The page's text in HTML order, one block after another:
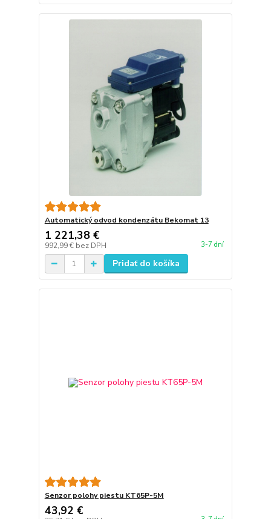
Automatický odvod kondenzátu Bekomat 13
1 221,38 €
992,99 € bez DPH 3-7 dní
Pridať do košíka
Senzor polohy piestu KT65P-5M
43,92 €